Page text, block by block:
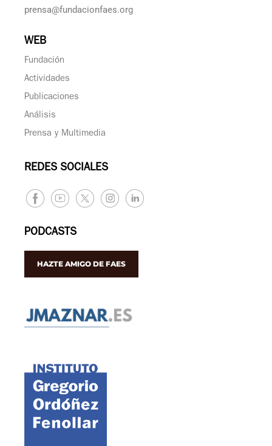
prensa@fundacionfaes.org
WEB
Fundación
Actividades
Publicaciones
Análisis
Prensa y Multimedia
REDES SOCIALES
PODCASTS
HAZTE AMIGO DE FAES